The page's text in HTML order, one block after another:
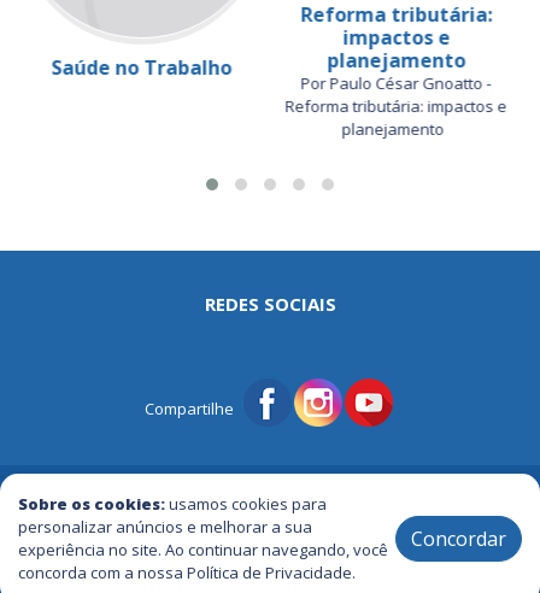
Saúde no Trabalho
Reforma tributária:
impactos e
planejamento
Por Paulo César Gnoatto -
Reforma tributária: impactos e
planejamento
Sobre os cookies:usamos cookies para
personalizar anúncios e melhorar a sua
experiência no site. Ao continuar navegando, você
concorda com a nossa Política de Privacidade.
Concordar
REDES SOCIAIS
Compartilhe
2005 / 2026 ® Todos os Direitos Reservados